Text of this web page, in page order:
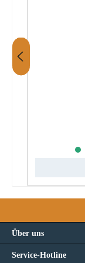
Über uns
Service-Hotline